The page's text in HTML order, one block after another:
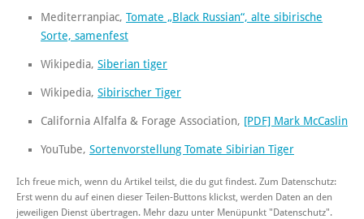
Mediterranpiac, Tomate „Black Russian“, alte sibirische
Sorte, samenfest
Wikipedia, Siberian tiger
Wikipedia, Sibirischer Tiger
California Alfalfa & Forage Association, [PDF] Mark McCaslin
YouTube, Sortenvorstellung Tomate Sibirian Tiger
Ich freue mich, wenn du Artikel teilst, die du gut findest. Zum Datenschutz:
Erst wenn du auf einen dieser Teilen-Buttons klickst, werden Daten an den
jeweiligen Dienst übertragen. Mehr dazu unter Menüpunkt "Datenschutz".